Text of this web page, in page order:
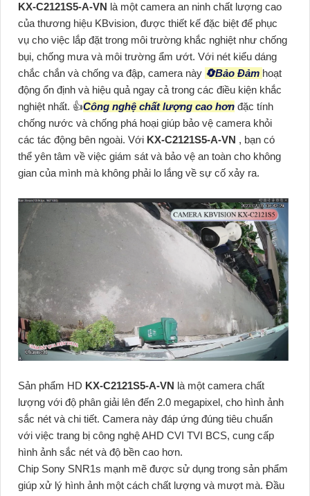
KX-C2121S5-A-VN là một camera an ninh chất lượng cao
của thương hiệu KBvision, được thiết kế đặc biệt để phục
vụ cho việc lắp đặt trong môi trường khắc nghiệt như chống
bụi, chống mưa và môi trường ẩm ướt. Với nét kiểu dáng
chắc chắn và chống va đập, camera này 🔄Bảo Đảm hoạt
động ổn định và hiệu quả ngay cả trong các điều kiện khắc
nghiệt nhất. 👍Công nghệ chất lượng cao hơn đặc tính
chống nước và chống phá hoại giúp bảo vệ camera khỏi
các tác động bên ngoài. Với KX-C2121S5-A-VN , bạn có
thể yên tâm về việc giám sát và bảo vệ an toàn cho không
gian của mình mà không phải lo lắng về sự cố xảy ra.
Sản phẩm HD KX-C2121S5-A-VN là một camera chất
lượng với độ phân giải lên đến 2.0 megapixel, cho hình ảnh
sắc nét và chi tiết. Camera này đáp ứng đúng tiêu chuẩn
với việc trang bị công nghệ AHD CVI TVI BCS, cung cấp
hình ảnh sắc nét và độ bền cao hơn.
Chip Sony SNR1s mạnh mẽ được sử dụng trong sản phẩm
giúp xử lý hình ảnh một cách chất lượng và mượt mà. Đầu